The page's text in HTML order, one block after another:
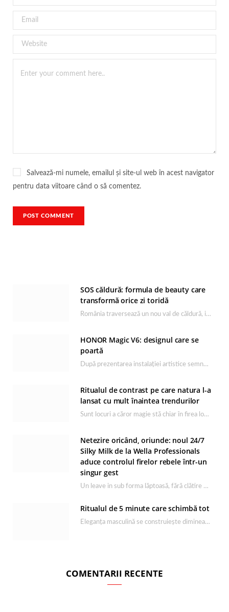
Salvează-mi numele, emailul și site-ul web în acest navigator
pentru data viitoare când o să comentez.
SOS căldură: formula de beauty care
transformă orice zi toridă
România traversează un nou val de căldură, iar rutina de îngrijire capătă un rol esențial…
HONOR Magic V6: designul care se
poartă
După prezentarea instalației artistice semnată de Catrinel Săbăciag în cadrul evenimentului de lansare HONOR Magic…
Ritualul de contrast pe care natura l-a
lansat cu mult înaintea trendurilor
Sunt locuri a căror magie stă chiar în firea lor naturală, iar Lacul Ursu din…
Netezire oricând, oriunde: noul 24/7
Silky Milk de la Wella Professionals
aduce controlul firelor rebele într-un
singur gest
Un leave in sub forma lăptoasă, fără clătire care completează rutina Ultimate Smooth și transformă…
Ritualul de 5 minute care schimbă tot
Eleganța masculină se construiește dimineața, în câteva minute și cu produsele potrivite. O rutină de…
COMENTARII RECENTE